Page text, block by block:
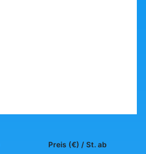
Preis (€) / St. ab